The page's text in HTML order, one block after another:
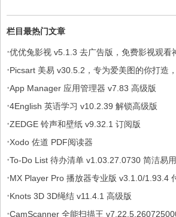
栏目最热门文章
·优优兔影视 v5.1.3 去广告版，免费影视观看
·Picsart 美易 v30.5.2，专为爱美图的你打造
·App Manager 应用管理器 v7.83 高级版
·4English 英语学习 v10.2.39 解锁高级版
·ZEDGE 铃声和壁纸 v9.32.1 订阅版
·Xodo 佐道 PDF阅读器
·To-Do List 待办清单 v1.03.27.0730 简洁易
软件，解锁专业版
·MX Player Pro 播放器专业版 v3.1.0/1.93.4
·Knots 3D 3D绳结 v11.4.1 高级版
·CamScanner 全能扫描王